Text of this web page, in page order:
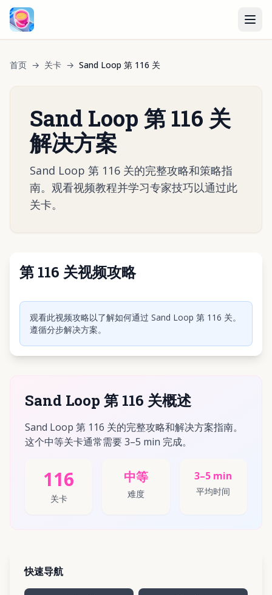
首页 → 关卡 → Sand Loop 第 116 关
Sand Loop 第 116 关
解决方案
Sand Loop 第 116 关的完整攻略和策略指
南。观看视频教程并学习专家技巧以通过此
关卡。
第 116 关视频攻略
点击播放视频
观看此视频攻略以了解如何通过 Sand Loop 第 116 关。
遵循分步解决方案。
Sand Loop 第 116 关概述
Sand Loop 第 116 关的完整攻略和解决方案指南。
这个中等关卡通常需要 3–5 min 完成。
116
关卡
中等
难度
3–5 min
平均时间
快速导航